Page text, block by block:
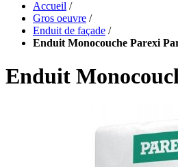
Accueil /
Gros oeuvre /
Enduit de façade /
Enduit Monocouche Parexi
Enduit